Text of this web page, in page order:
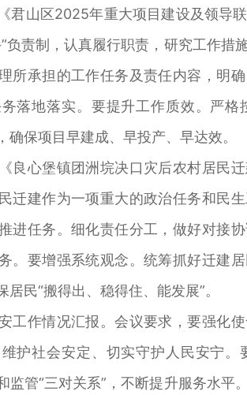
山区2025年重大项目建设及领导联
负责制，认真履行职责，研究工作措
所承担的工作任务及责任内容，明
落地落实。要提升工作质效。严
保项目早建成、早投产、早达效。
心堡镇团洲垸决口灾后农村居民迁
迁建作为一项重大的政治任务和民
进任务。细化责任分工，做好对接
。要增强系统观念。统筹抓好迁建
民“搬得出、稳得住、能发展”。
作情况汇报。会议要求，要强化使
护社会安定、切实守护人民安宁
监管“三对关系”，不断提升服务水平